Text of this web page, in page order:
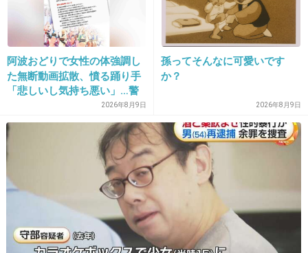
あとは断捨離。
+36
27. 匿名2026/06/02(火) 14:34:34
>>1
体力があるうちに沢山旅行して本を読むかな‥
人間関係も厳選して本当に会って心地よい人だ
け会うし関係が悪くなければ両親とか家族との
時間を大切にすると思う
ペットお迎えしたいけど、寿命長いやつはやめ
阿波おどりで女性の体強調し
た無断動画拡散、憤る踊り手
「悲しいし気持ち悪い」…警
2026年8月9日
孫ってそんなに可愛いです
か？
2026年8月9日